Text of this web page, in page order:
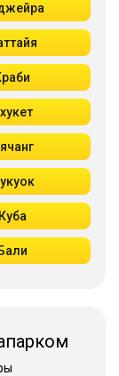
Куба
Бали